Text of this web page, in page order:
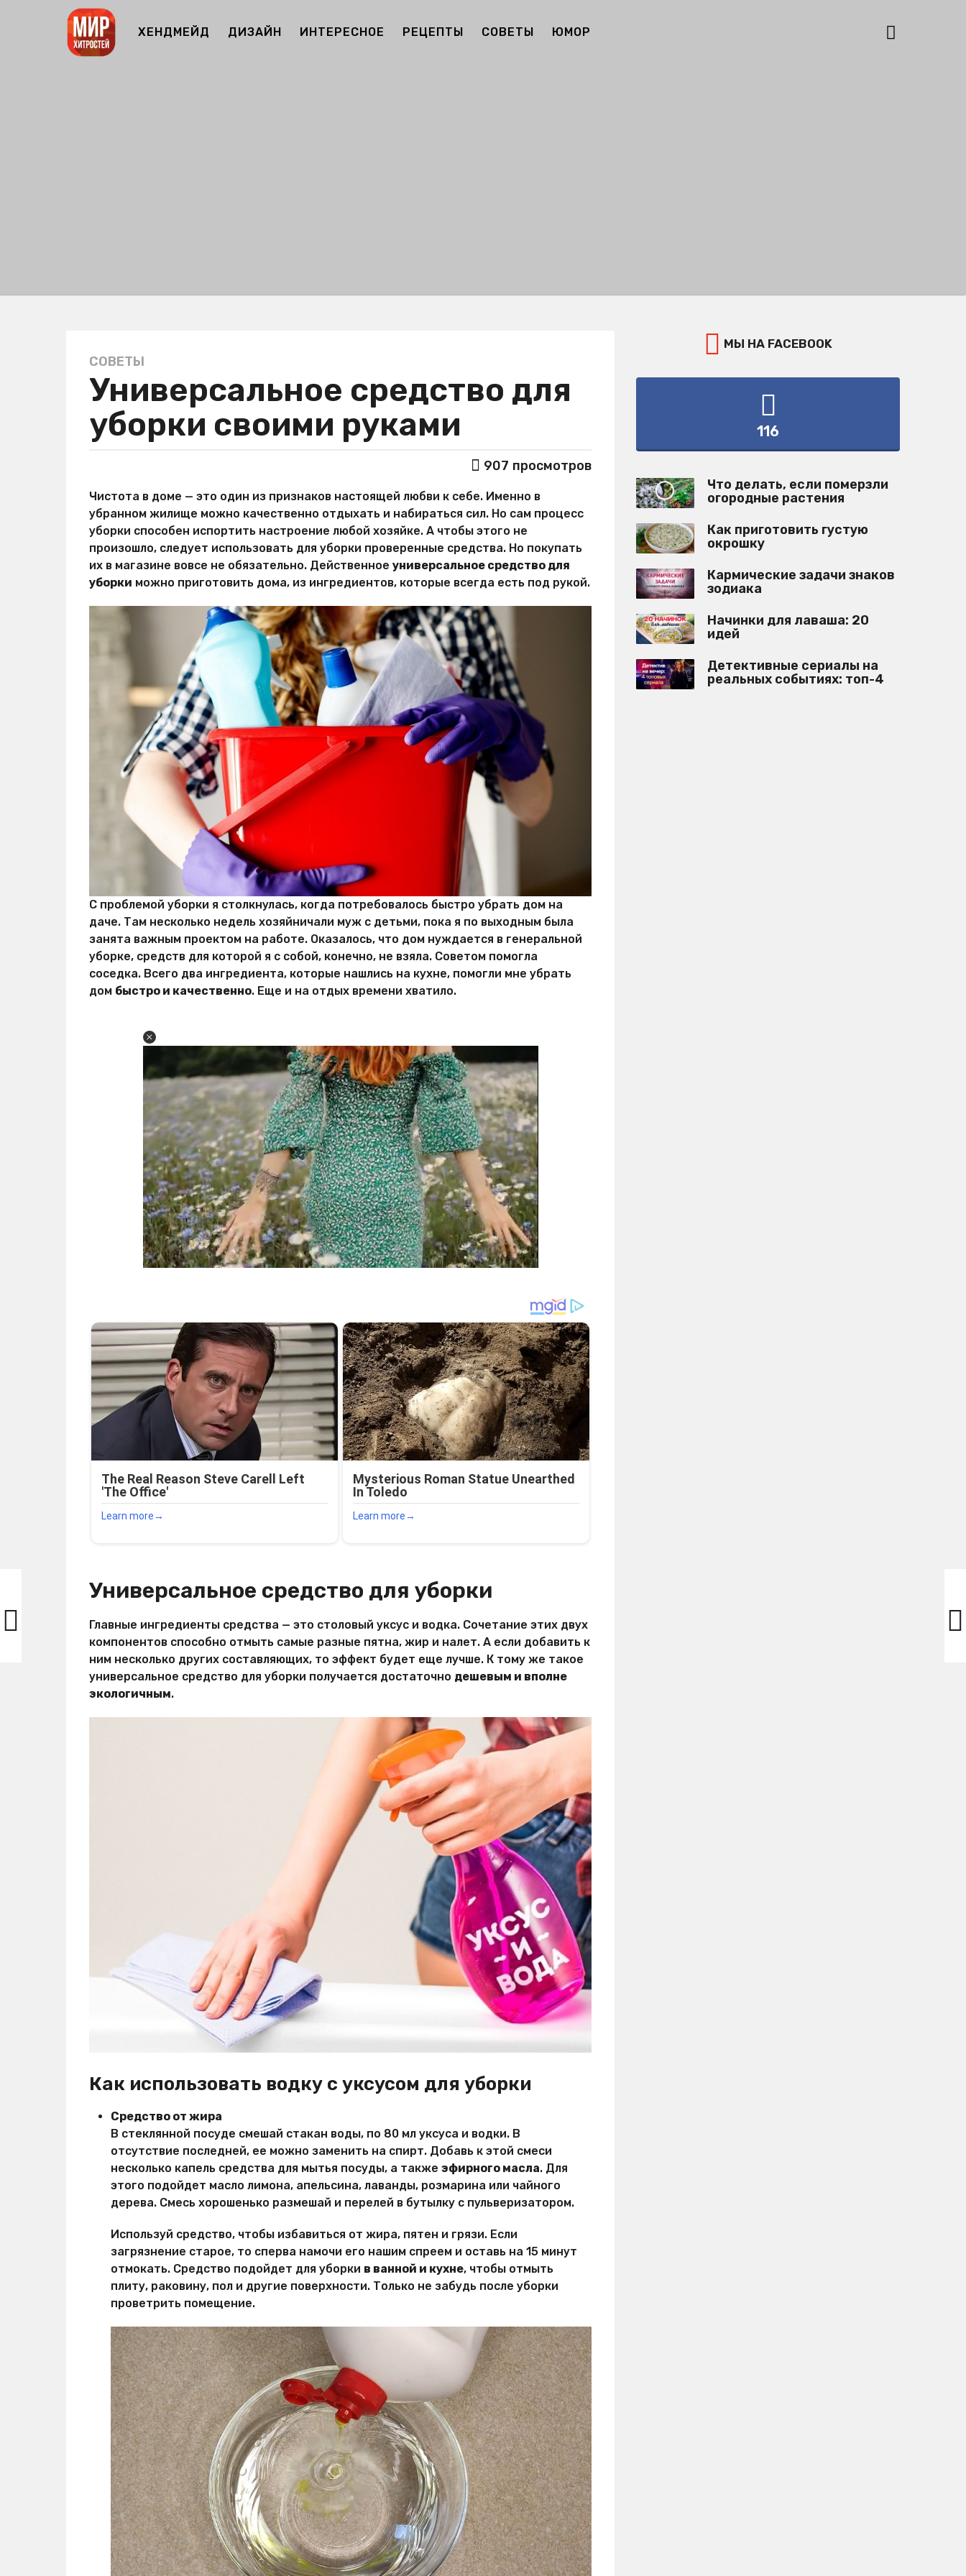
ХЕНДМЕЙД ДИЗАЙН ИНТЕРЕСНОЕ РЕЦЕПТЫ СОВЕТЫ ЮМОР
3
г
о
а
3
г
о
д
а
a
g
СОВЕТЫ
Универсальное средство для
уборки своими руками
т
о
р
М
и
р
Х
т
907 просмотров
Чистота в доме — это один из признаков настоящей любви к себе. Именно в
убранном жилище можно качественно отдыхать и набираться сил. Но сам процесс
уборки способен испортить настроение любой хозяйке. А чтобы этого не
произошло, следует использовать для уборки проверенные средства. Но покупать
их в магазине вовсе не обязательно. Действенное универсальное средство для
уборки можно приготовить дома, из ингредиентов, которые всегда есть под рукой.
С проблемой уборки я столкнулась, когда потребовалось быстро убрать дом на
даче. Там несколько недель хозяйничали муж с детьми, пока я по выходным была
занята важным проектом на работе. Оказалось, что дом нуждается в генеральной
уборке, средств для которой я с собой, конечно, не взяла. Советом помогла
соседка. Всего два ингредиента, которые нашлись на кухне, помогли мне убрать
дом быстро и качественно. Еще и на отдых времени хватило.
Универсальное средство для уборки
Главные ингредиенты средства — это столовый уксус и водка. Сочетание этих двух
компонентов способно отмыть самые разные пятна, жир и налет. А если добавить к
ним несколько других составляющих, то эффект будет еще лучше. К тому же такое
универсальное средство для уборки получается достаточно дешевым и вполне
экологичным.
Как использовать водку с уксусом для уборки
Средство от жира
В стеклянной посуде смешай стакан воды, по 80 мл уксуса и водки. В
отсутствие последней, ее можно заменить на спирт. Добавь к этой смеси
несколько капель средства для мытья посуды, а также эфирного масла. Для
этого подойдет масло лимона, апельсина, лаванды, розмарина или чайного
дерева. Смесь хорошенько размешай и перелей в бутылку с пульверизатором.
Используй средство, чтобы избавиться от жира, пятен и грязи. Если
загрязнение старое, то сперва намочи его нашим спреем и оставь на 15 минут
отмокать. Средство подойдет для уборки в ванной и кухне, чтобы отмыть
плиту, раковину, пол и другие поверхности. Только не забудь после уборки
проветрить помещение.
МЫ НА FACEBOOK
116
Что делать, если померзли
огородные растения
Как приготовить густую
окрошку
Кармические задачи знаков
зодиака
Начинки для лаваша: 20
идей
Детективные сериалы на
реальных событиях: топ-4